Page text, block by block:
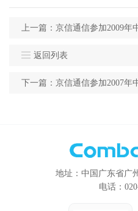
上一篇：京信通信参加2009年
返回列表
下一篇：京信通信参加2007年
地址：中国广东省广
电话：